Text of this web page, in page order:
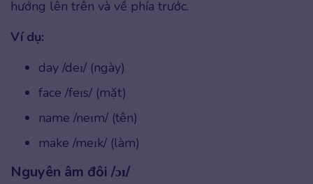
hướng lên trên và về phía trước.
Ví dụ:
day /deɪ/ (ngày)
face /feɪs/ (mặt)
name /neɪm/ (tên)
make /meɪk/ (làm)
Nguyên âm đôi /ɔɪ/